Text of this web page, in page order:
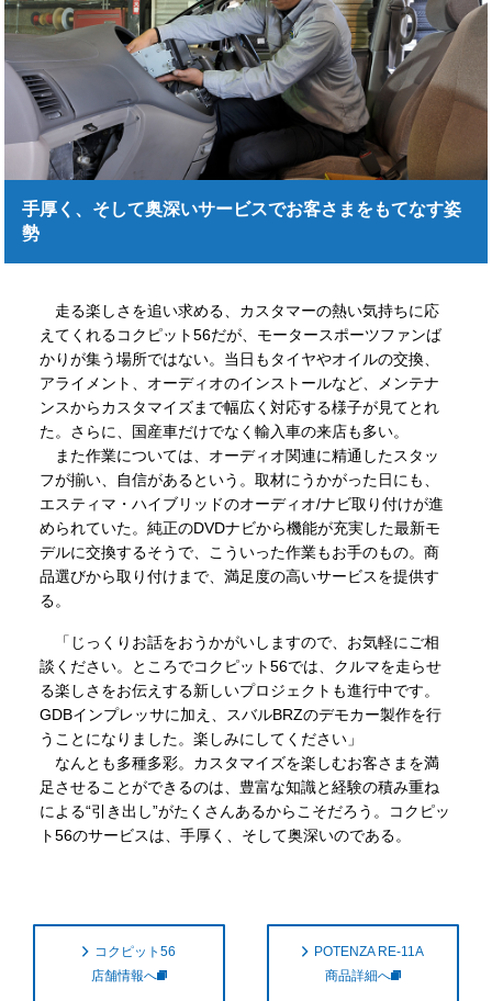
手厚く、そして奥深いサービスでお客さまをもてなす姿
勢
走る楽しさを追い求める、カスタマーの熱い気持ちに応
えてくれるコクピット56だが、モータースポーツファンば
かりが集う場所ではない。当日もタイヤやオイルの交換、
アライメント、オーディオのインストールなど、メンテナ
ンスからカスタマイズまで幅広く対応する様子が見てとれ
た。さらに、国産車だけでなく輸入車の来店も多い。
また作業については、オーディオ関連に精通したスタッ
フが揃い、自信があるという。取材にうかがった日にも、
エスティマ・ハイブリッドのオーディオ/ナビ取り付けが進
められていた。純正のDVDナビから機能が充実した最新モ
デルに交換するそうで、こういった作業もお手のもの。商
品選びから取り付けまで、満足度の高いサービスを提供す
る。
「じっくりお話をおうかがいしますので、お気軽にご相
談ください。ところでコクピット56では、クルマを走らせ
る楽しさをお伝えする新しいプロジェクトも進行中です。
GDBインプレッサに加え、スバルBRZのデモカー製作を行
うことになりました。楽しみにしてください」
なんとも多種多彩。カスタマイズを楽しむお客さまを満
足させることができるのは、豊富な知識と経験の積み重ね
による“引き出し”がたくさんあるからこそだろう。コクピッ
ト56のサービスは、手厚く、そして奥深いのである。
コクピット56
店舗情報へ
POTENZA RE-11A
商品詳細へ